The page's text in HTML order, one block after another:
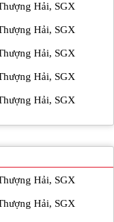
Hải, SGX
Hải, SGX
Hải, SGX
Hải, SGX
Hải, SGX
Hải, SGX
Hải, SGX